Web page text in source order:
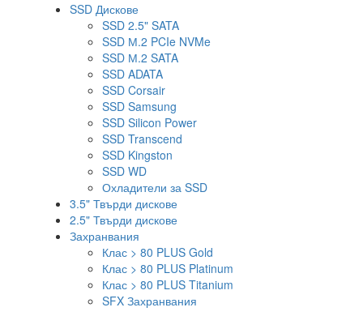
SSD Дискове
SSD 2.5" SATA
SSD М.2 PCIe NVMe
SSD М.2 SATA
SSD ADATA
SSD Corsair
SSD Samsung
SSD Silicon Power
SSD Transcend
SSD Kingston
SSD WD
Охладители за SSD
3.5" Твърди дискове
2.5" Твърди дискове
Захранвания
Клас > 80 PLUS Gold
Клас > 80 PLUS Platinum
Клас > 80 PLUS Titanium
SFX Захранвания